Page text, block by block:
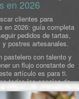
en 2026
clientes para
en 2026: guía completa
pedidos de tartas,
postres artesanales.
pastelero con talento y
un flujo constante de
artículo es para ti.
todos los canales de
encontrar clientes